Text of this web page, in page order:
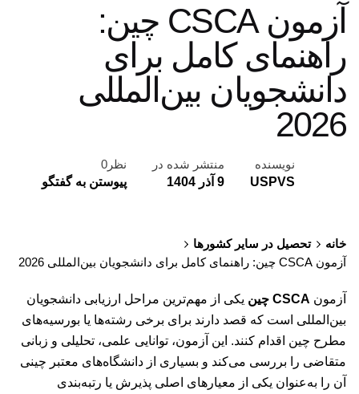
آزمون CSCA چین:
راهنمای کامل برای
دانشجویان بین‌المللی
2026
نویسنده
USPVS
منتشر شده در
9 آذر 1404
نظر0
پیوستن به گفتگو
خانه
تحصیل در سایر کشورها
آزمون CSCA چین: راهنمای کامل برای دانشجویان بین‌المللی 2026
آزمون CSCA چین
یکی از مهم‌ترین مراحل ارزیابی دانشجویان
بین‌المللی است که قصد دارند برای برخی رشته‌ها یا بورسیه‌های
مطرح چین اقدام کنند. این آزمون، توانایی علمی، تحلیلی و زبانی
متقاضی را بررسی می‌کند و بسیاری از دانشگاه‌های معتبر چینی
آن را به‌عنوان یکی از معیارهای اصلی پذیرش یا رتبه‌بندی